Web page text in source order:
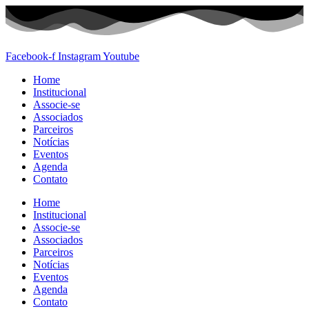
Ir
para
Facebook-f InstagramYoutube
Home
Institucional
Associe-se
Associados
Parceiros
Notícias
Eventos
Agenda
Contato
Home
Institucional
Associe-se
Associados
Parceiros
Notícias
Eventos
Agenda
Contato